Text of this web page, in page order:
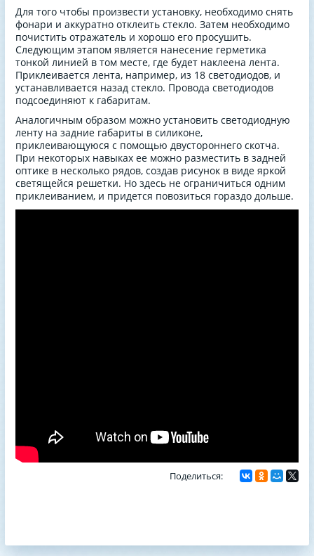
Для того чтобы произвести установку, необходимо снять
фонари и аккуратно отклеить стекло. Затем необходимо
почистить отражатель и хорошо его просушить.
Следующим этапом является нанесение герметика
тонкой линией в том месте, где будет наклеена лента.
Приклеивается лента, например, из 18 светодиодов, и
устанавливается назад стекло. Провода светодиодов
подсоединяют к габаритам.
Аналогичным образом можно установить светодиодную
ленту на задние габариты в силиконе,
приклеивающуюся с помощью двустороннего скотча.
При некоторых навыках ее можно разместить в задней
оптике в несколько рядов, создав рисунок в виде яркой
светящейся решетки. Но здесь не ограничиться одним
приклеиванием, и придется повозиться гораздо дольше.
Поделиться: